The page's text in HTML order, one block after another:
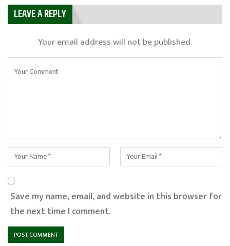
LEAVE A REPLY
Your email address will not be published.
Save my name, email, and website in this browser for
the next time I comment.